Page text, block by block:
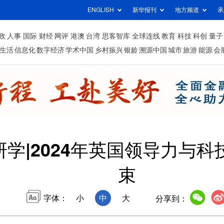
ENGLISH 新华报刊 地方频道
人事 国际 财经 网评 港澳 台湾 思客智库 全球连线 教育 科技 科创 量子
活信息化数字经济学术中国 乡村振兴银龄溯源中国 城市旅游 能源 会
学|2024年英国领导力与科
束
字体： 小 中 大 分享到：